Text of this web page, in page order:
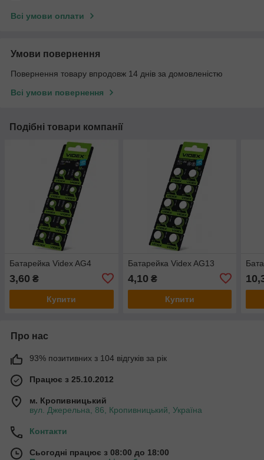
Всі умови оплати
Умови повернення
Повернення товару впродовж 14 днів за домовленістю
Всі умови повернення
Подібні товари компанії
Батарейка Videx AG4
3,60 ₴
Купити
Батарейка Videx AG13
4,10 ₴
Купити
Про нас
93% позитивних з 104 відгуків за рік
Працює з 25.10.2012
м. Кропивницький
вул. Джерельна, 86, Кропивницький, Україна
Контакти
Сьогодні працює з 08:00 до 18:00